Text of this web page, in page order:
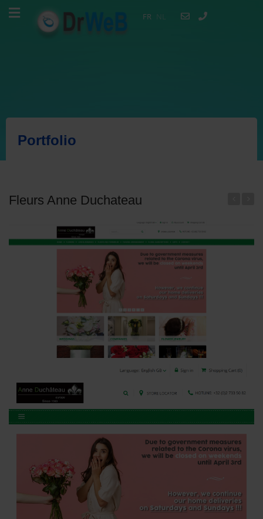
FR NL
Portfolio
Fleurs Anne Duchateau